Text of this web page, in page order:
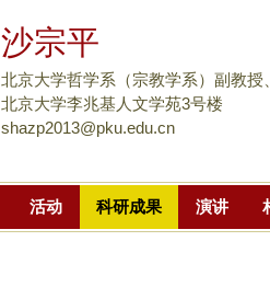
到
主
沙宗平
北京大学哲学系（宗教学系）副教授
北京大学李兆基人文学苑3号楼
shazp2013@pku.edu.cn
活动 科研成果 演讲